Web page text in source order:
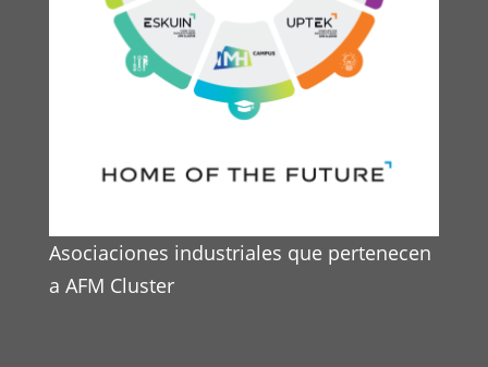
Asociaciones industriales que pertenecen
a AFM Cluster